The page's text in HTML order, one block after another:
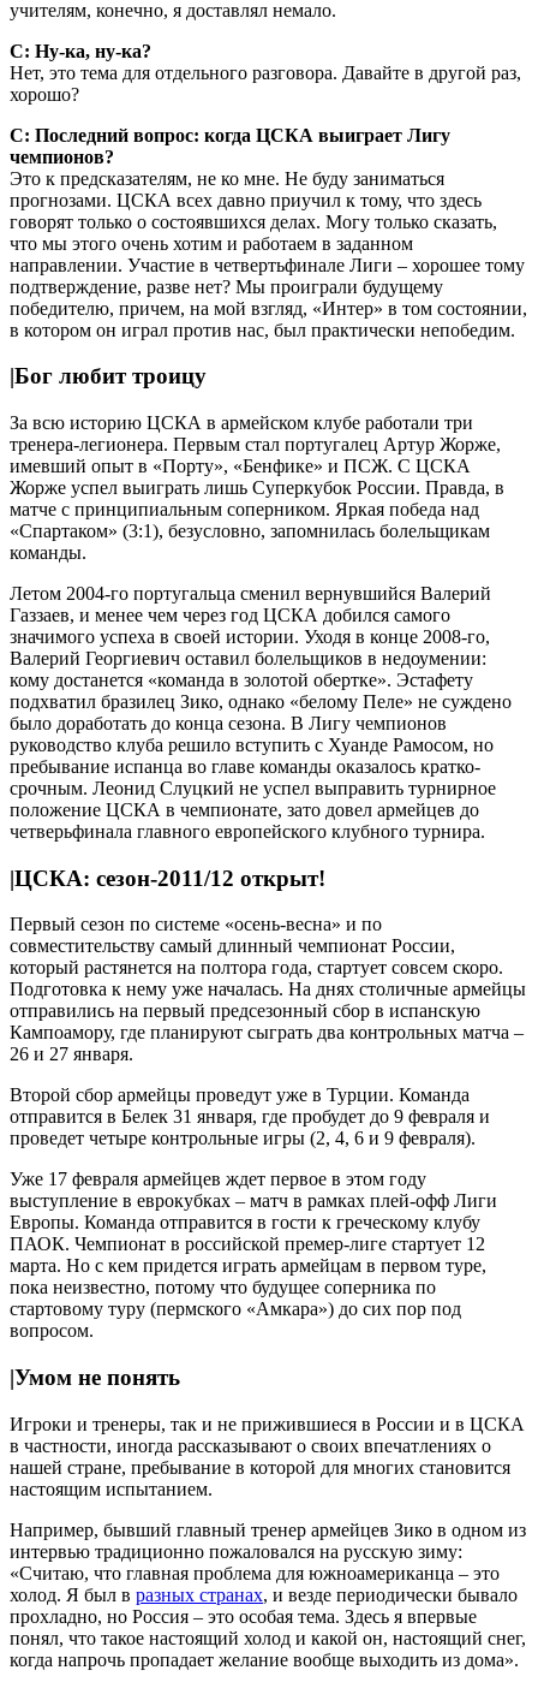
учителям, конечно, я доставлял немало.
С: Ну-ка, ну-ка?
Нет, это тема для отдельного разговора. Давайте в другой раз,
хорошо?
С: Последний вопрос: когда ЦСКА выиграет Лигу
чемпионов?
Это к предсказателям, не ко мне. Не буду заниматься
прогнозами. ЦСКА всех давно приучил к тому, что здесь
говорят только о состоявшихся делах. Могу только сказать,
что мы этого очень хотим и работаем в заданном
направлении. Участие в четвертьфинале Лиги – хорошее тому
подтверждение, разве нет? Мы проиграли будущему
победителю, причем, на мой взгляд, «Интер» в том состоянии,
в котором он играл против нас, был практически непобедим.
|Бог любит троицу
За всю историю ЦСКА в армейском клубе работали три
тренера-легионера. Первым стал португалец Артур Жорже,
имевший опыт в «Порту», «Бенфике» и ПСЖ. С ЦСКА
Жорже успел выиграть лишь Суперкубок России. Правда, в
матче с принципиальным соперником. Яркая победа над
«Спартаком» (3:1), безусловно, запомнилась болельщикам
команды.
Летом 2004-го португальца сменил вернувшийся Валерий
Газзаев, и менее чем через год ЦСКА добился самого
значимого успеха в своей истории. Уходя в конце 2008-го,
Валерий Георгиевич оставил болельщиков в недоумении:
кому достанется «команда в золотой обертке». Эстафету
подхватил бразилец Зико, однако «белому Пеле» не суждено
было доработать до конца сезона. В Лигу чемпионов
руководство клуба решило вступить с Хуанде Рамосом, но
пребывание испанца во главе команды оказалось кратко­
срочным. Леонид Слуцкий не успел выправить турнирное
положение ЦСКА в чемпионате, зато довел армейцев до
четверьфинала главного европейского клубного турнира.
|ЦСКА: сезон-2011/12 открыт!
Первый сезон по системе «осень-весна» и по
совместительству самый длинный чемпионат России,
который растянется на полтора года, стартует совсем скоро.
Подготовка к нему уже началась. На днях столичные армейцы
отправились на первый предсезонный сбор в испанскую
Кампоамору, где планируют сыграть два контрольных матча –
26 и 27 января.
Второй сбор армейцы проведут уже в Турции. Команда
отправится в Белек 31 января, где пробудет до 9 февраля и
проведет четыре контрольные игры (2, 4, 6 и 9 февраля).
Уже 17 февраля армейцев ждет первое в этом году
выступление в еврокубках – матч в рамках плей-офф Лиги
Европы. Команда отправится в гости к греческому клубу
ПАОК. Чемпионат в российской премер-лиге стартует 12
марта. Но с кем придется играть армейцам в первом туре,
пока неизвестно, потому что будущее соперника по
стартовому туру (пермского «Амкара») до сих пор под
вопросом.
|Умом не понять
Игроки и тренеры, так и не прижившиеся в России и в ЦСКА
в частности, иногда рассказывают о своих впечатлениях о
нашей стране, пребывание в которой для многих становится
настоящим испытанием.
Например, бывший главный тренер армейцев Зико в одном из
интервью традиционно пожаловался на русскую зиму:
«Считаю, что главная проблема для южноамериканца – это
холод. Я был в разных странах, и везде периодически бывало
прохладно, но Россия – это особая тема. Здесь я впервые
понял, что такое настоящий холод и какой он, настоящий снег,
когда напрочь пропадает желание вообще выходить из дома».